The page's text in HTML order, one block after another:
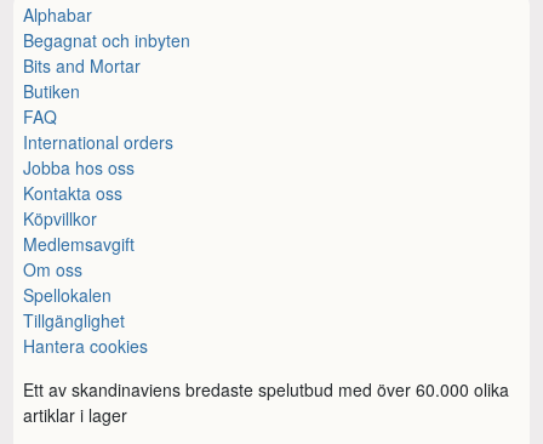
Alphabar
Begagnat och inbyten
Bits and Mortar
Butiken
FAQ
International orders
Jobba hos oss
Kontakta oss
Köpvillkor
Medlemsavgift
Om oss
Spellokalen
Tillgänglighet
Hantera cookies
Ett av skandinaviens bredaste spelutbud med över 60.000 olika
artiklar i lager